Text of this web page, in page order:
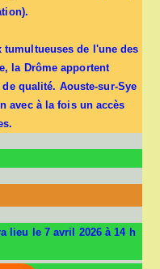
tumultueuses de l'une des
la Drôme apportent
qualité. Aouste-sur-Sye
avec à la fois un accès
lieu le 7 avril 2026 à 14 h